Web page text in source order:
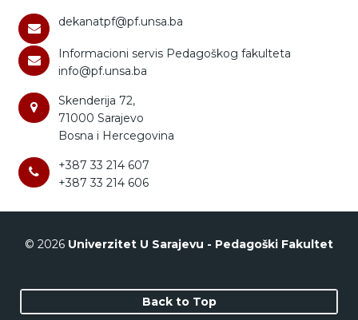
dekanatpf@pf.unsa.ba
Informacioni servis Pedagoškog fakulteta
info@pf.unsa.ba
Skenderija 72,
71000 Sarajevo
Bosna i Hercegovina
+387 33 214 607
+387 33 214 606
© 2026 Univerzitet U Sarajevu - Pedagoški Fakultet
Back to Top